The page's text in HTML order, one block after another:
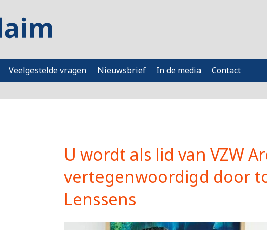
Veelgestelde vragen Nieuwsbrief In de media Contact
U wordt als lid van VZW
vertegenwoordigd door
Lenssens